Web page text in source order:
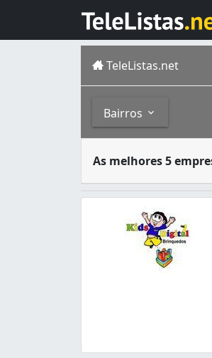
TeleListas.net
Bairros
Jardim Botânico (2)
Lageado (1)
Mário Quintana (1)
Petrópolis (1)
As melhores 5
O município brasileiro